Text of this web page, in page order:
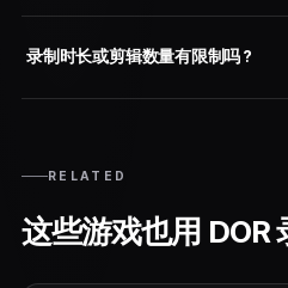
录制时长或剪辑数量有限制吗？
RELATED
这些游戏也用 DOR